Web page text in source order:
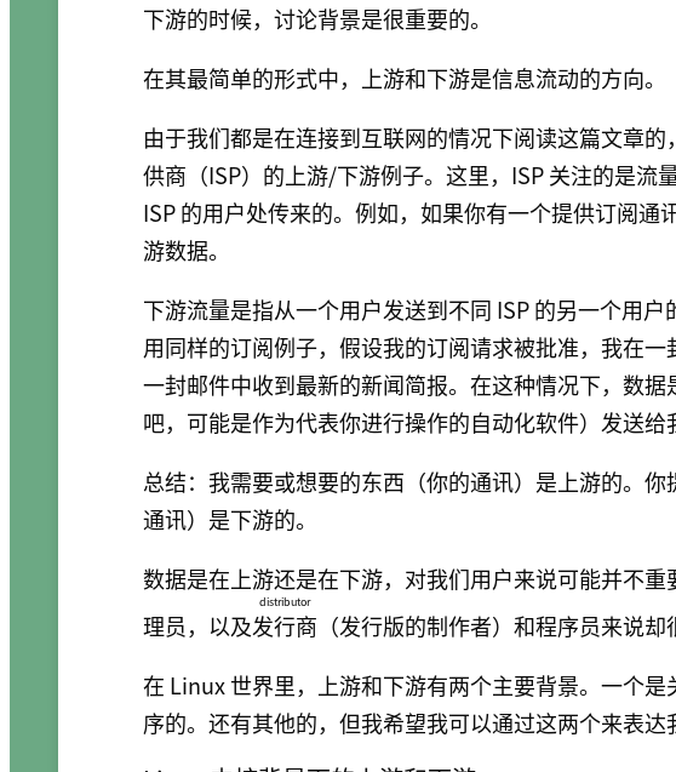
下游的时候，讨论背景是很重要的。
在其最简单的形式中，上游和下游是信息流动的方向。
由于我们都是在连接到互联网的情况下阅读这篇文章
供商（ISP）的上游/下游例子。这里，ISP 关注的是流
ISP 的用户处传来的。例如，如果你有一个提供订阅通
游数据。
下游流量是指从一个用户发送到不同 ISP 的另一个用
用同样的订阅例子，假设我的订阅请求被批准，我在
一封邮件中收到最新的新闻简报。在这种情况下，数
吧，可能是作为代表你进行操作的自动化软件）发送给
总结：我需要或想要的东西（你的通讯）是上游的。
通讯）是下游的。
数据是在上游还是在下游，对我们用户来说可能并不
理员，以及发行商
distributor
（发行版的制作者）和程序员来说却
在 Linux 世界里，上游和下游有两个主要背景。一个
序的。还有其他的，但我希望我可以通过这两个来表达